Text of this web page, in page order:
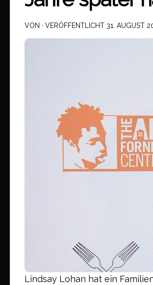
VON · VERÖFFENTLICHT 31. AUGUST
Lindsay Lohan hat ein